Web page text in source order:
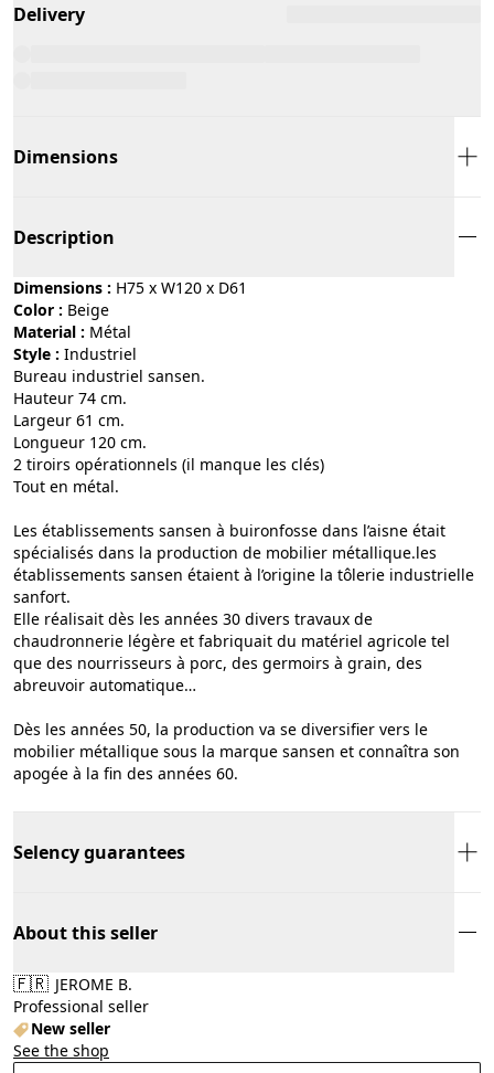
Delivery
Dimensions
Description
Dimensions : H75 x W120 x D61
Color :
beige
Material :
métal
Style : industriel
Bureau industriel sansen.
Hauteur 74 cm.
Largeur 61 cm.
Longueur 120 cm.
2 tiroirs opérationnels (il manque les clés)
Tout en métal.
Les établissements sansen à buironfosse dans l’aisne était
spécialisés dans la production de mobilier métallique.les
établissements sansen étaient à l’origine la tôlerie industrielle
sanfort.
Elle réalisait dès les années 30 divers travaux de
chaudronnerie légère et fabriquait du matériel agricole tel
que des nourrisseurs à porc, des germoirs à grain, des
abreuvoir automatique…
Dès les années 50, la production va se diversifier vers le
mobilier métallique sous la marque sansen et connaîtra son
apogée à la fin des années 60.
Selency guarantees
About this seller
🇫🇷 JEROME B.
Professional seller
New seller
See the shop